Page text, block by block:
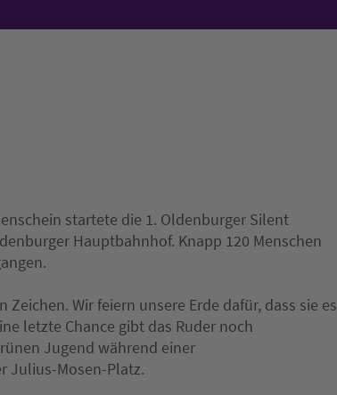
startete die 1. Oldenburger Silent
Hauptbahnhof. Knapp 120 Menschen
Wir feiern unsere Erde dafür, dass sie es
letzte Chance gibt das Ruder noch
Jugend während einer
Julius-Mosen-Platz.